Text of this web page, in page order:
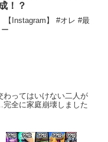
！？
Instagram】 #オレ #最
わってはいけない二人が
全に家庭崩壊しました